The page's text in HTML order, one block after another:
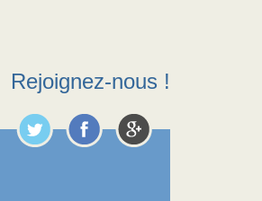
Rejoignez-nous !